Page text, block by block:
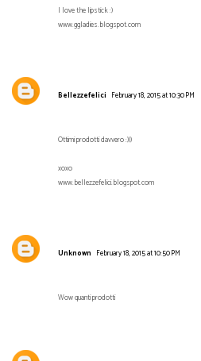
I love the lipstick :)
www.ggladies.blogspot.com
Bellezzefelici February 18, 2015 at 10:30 PM
Ottimi prodotti davvero :)))
xoxo
www.bellezzefelici.blogspot.com
Unknown February 18, 2015 at 10:50 PM
Wow quanti prodotti